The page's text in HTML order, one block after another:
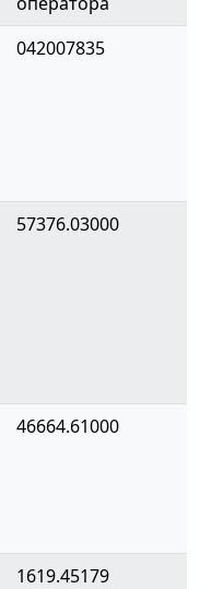
042007835
57376.03000
46664.61000
1619.45179